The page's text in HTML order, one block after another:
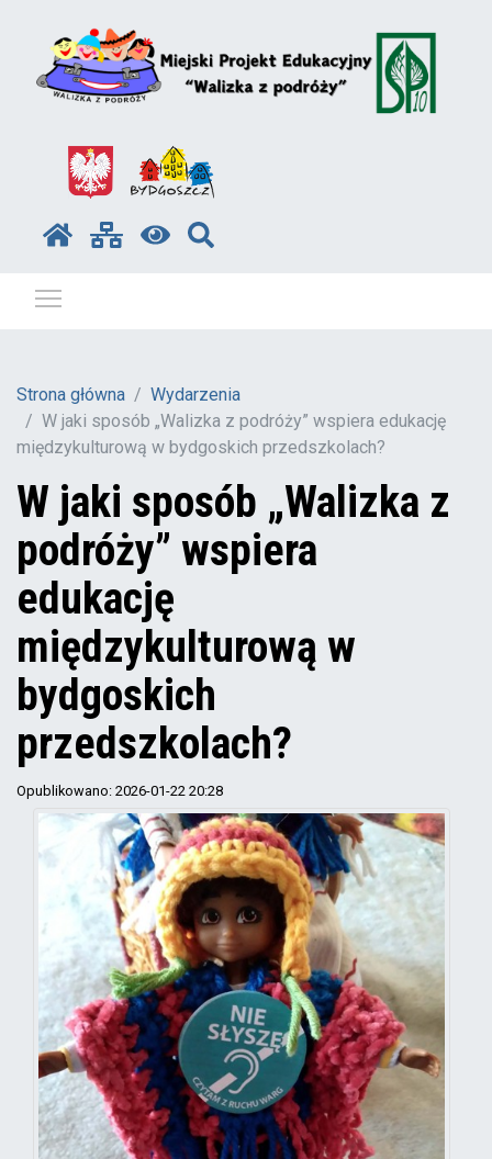
Strona główna
Wydarzenia
W jaki sposób „Walizka z podróży” wspiera edukację
międzykulturową w bydgoskich przedszkolach?
W jaki sposób „Walizka z
podróży” wspiera
edukację
międzykulturową w
bydgoskich
przedszkolach?
Opublikowano: 2026-01-22 20:28